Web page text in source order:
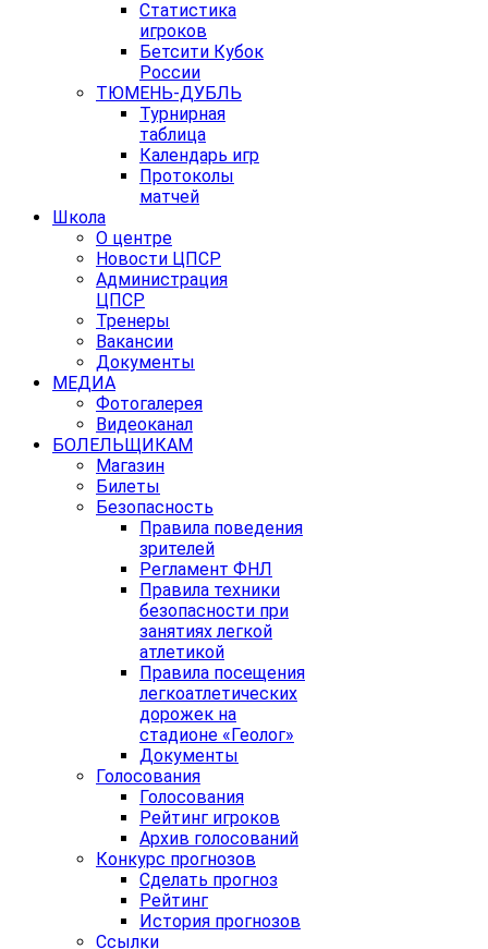
Статистика
игроков
Бетсити Кубок
России
ТЮМЕНЬ-ДУБЛЬ
Турнирная
таблица
Календарь игр
Протоколы
матчей
Школа
О центре
Новости ЦПСР
Администрация
ЦПСР
Тренеры
Вакансии
Документы
МЕДИА
Фотогалерея
Видеоканал
БОЛЕЛЬЩИКАМ
Магазин
Билеты
Безопасность
Правила поведения
зрителей
Регламент ФНЛ
Правила техники
безопасности при
занятиях легкой
атлетикой
Правила посещения
легкоатлетических
дорожек на
стадионе «Геолог»
Документы
Голосования
Голосования
Рейтинг игроков
Архив голосований
Конкурс прогнозов
Сделать прогноз
Рейтинг
История прогнозов
Ссылки